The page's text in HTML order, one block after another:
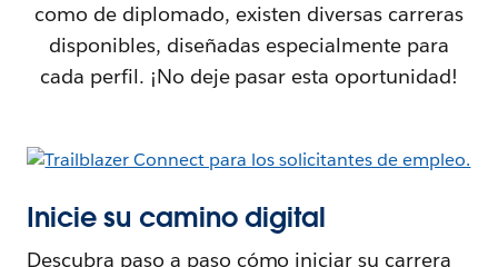
como de diplomado, existen diversas carreras
disponibles, diseñadas especialmente para
cada perfil. ¡No deje pasar esta oportunidad!
Inicie su camino digital
Descubra paso a paso cómo iniciar su carrera